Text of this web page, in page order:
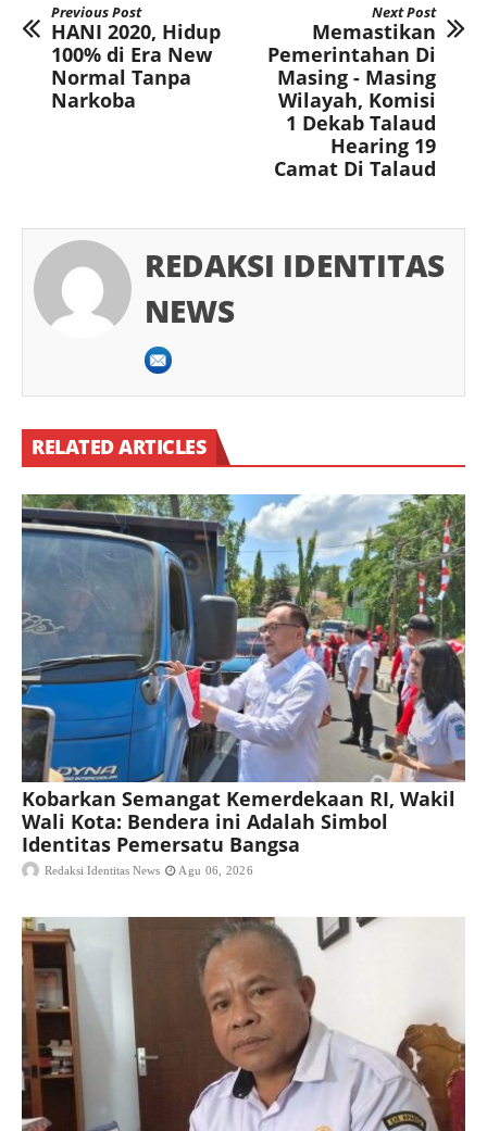
Previous Post
HANI 2020, Hidup
100% di Era New
Normal Tanpa
Narkoba
Next Post
Memastikan
Pemerintahan Di
Masing - Masing
Wilayah, Komisi
1 Dekab Talaud
Hearing 19
Camat Di Talaud
REDAKSI IDENTITAS
NEWS
RELATED ARTICLES
Kobarkan Semangat Kemerdekaan RI, Wakil
Wali Kota: Bendera ini Adalah Simbol
Identitas Pemersatu Bangsa
Redaksi Identitas News Agu 06, 2026